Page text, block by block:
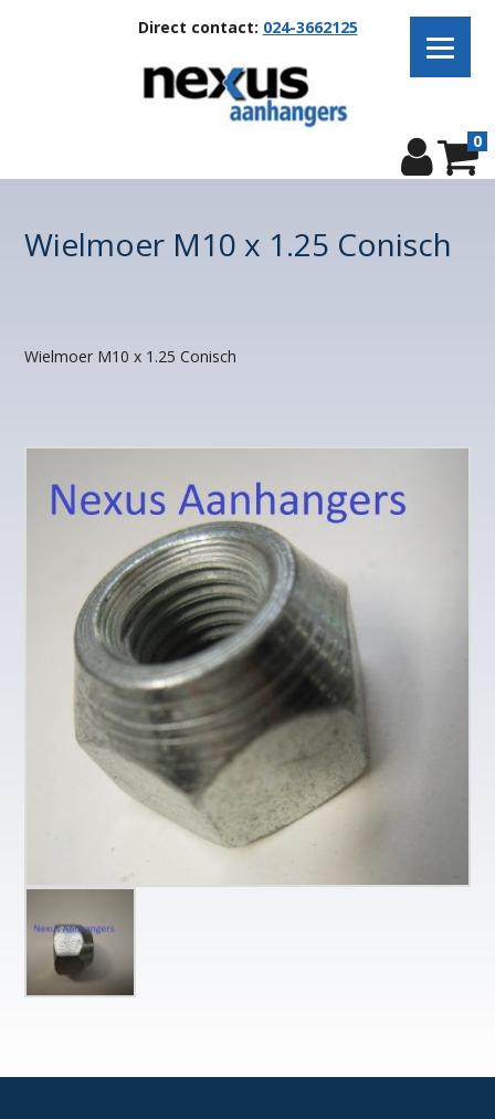
Direct contact: 024-3662125
0
Wielmoer M10 x 1.25 Conisch
Wielmoer M10 x 1.25 Conisch